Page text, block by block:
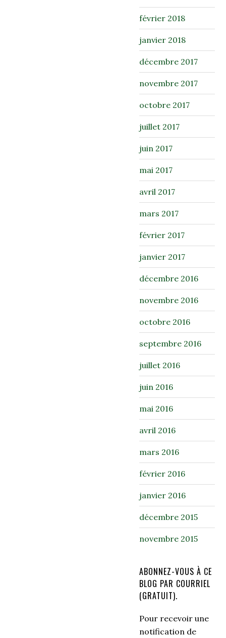
février 2018
janvier 2018
décembre 2017
novembre 2017
octobre 2017
juillet 2017
juin 2017
mai 2017
avril 2017
mars 2017
février 2017
janvier 2017
décembre 2016
novembre 2016
octobre 2016
septembre 2016
juillet 2016
juin 2016
mai 2016
avril 2016
mars 2016
février 2016
janvier 2016
décembre 2015
novembre 2015
ABONNEZ-VOUS À CE
BLOG PAR COURRIEL
(GRATUIT).
Pour recevoir une
notification de